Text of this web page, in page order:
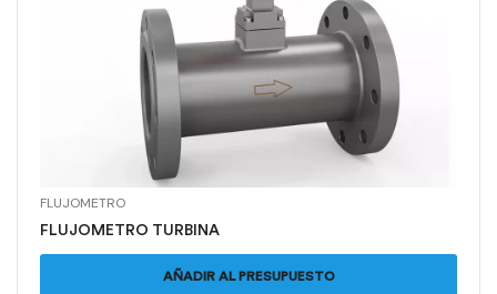
FLUJOMETRO
FLUJOMETRO TURBINA
AÑADIR AL PRESUPUESTO